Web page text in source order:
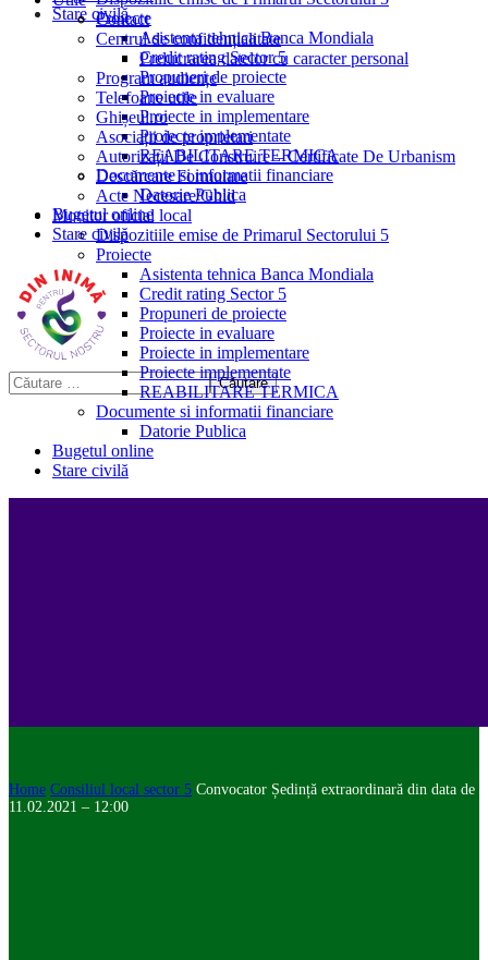
Stare civilă
Proiecte
Asistenta tehnica Banca Mondiala
Credit rating Sector 5
Propuneri de proiecte
Proiecte in evaluare
Proiecte in implementare
Proiecte implementate
REABILITARE TERMICA
Documente si informatii financiare
Datorie Publica
Bugetul online
Stare civilă
Contact
Centrul de confidențialitate
Prelucrarea datelor cu caracter personal
Program audiențe
Telefoane utile
Ghișeul.ro
Asociații de proprietari
Autorizații De Construire – Certificate De Urbanism
Descărcare Formulare
Acte Necesare/Ghid
Monitor oficial local
Dispozitiile emise de Primarul Sectorului 5
Proiecte
Asistenta tehnica Banca Mondiala
Credit rating Sector 5
Propuneri de proiecte
Proiecte in evaluare
Proiecte in implementare
Proiecte implementate
REABILITARE TERMICA
Documente si informatii financiare
Datorie Publica
Bugetul online
Stare civilă
Home Consiliul local sector 5 Convocator Ședință extraordinară din data de
11.02.2021 – 12:00